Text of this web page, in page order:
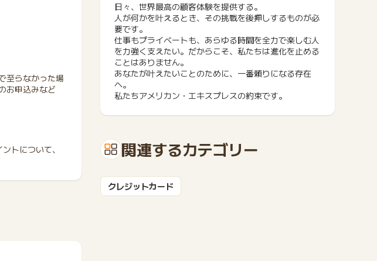
至らなかった場
お申込みなど
トについて、
日々、世界最高の顧客体験を提供する。
人が何かを叶えるとき、その挑戦を後押しするものが必
要です。
仕事もプライベートも、あらゆる時間を全力で楽しむ人
を力強く支えたい。だからこそ、私たちは進化を止める
ことはありません。
あなたが叶えたいことのために、一番頼りになる存在
へ。
私たちアメリカン・エキスプレスの約束です。
関連するカテゴリー
クレジットカード